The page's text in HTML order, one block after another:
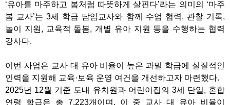
‘유아를 마주하고 봄처럼 따뜻하게 살핀다’라는 의미의 ‘마주
봄 교사’는 3세 학급 담임교사와 함께 수업 협력, 관찰 기록,
놀이 지원, 교육적 돌봄, 개별 유아 지원 등을 수행하는 협력
강사다.
이번 사업은 교사 대 유아 비율이 높은 과밀 학급에 실질적인
인력을 지원해 교육·보육 운영 여건을 개선하고자 마련했다.
2025년 12월 기준 도내 유치원과 어린이집의 3세 단일, 혼합
연령 학급은 총 7,223개이며, 이 중 교사 대 유아 비율이